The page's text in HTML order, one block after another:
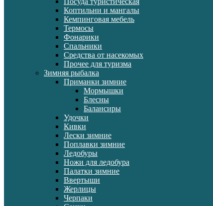
Коптильни и мангалы
Кемпинговая мебель
Термосы
Фонарики
Спальники
Средства от насекомых
Прочее для туризма
Зимняя рыбалка
Приманки зимние
Мормышки
Блесны
Балансиры
Удочки
Кивки
Лески зимние
Поплавки зимние
Ледобуры
Ножи для ледобура
Палатки зимние
Ввертыши
Жерлицы
Черпаки